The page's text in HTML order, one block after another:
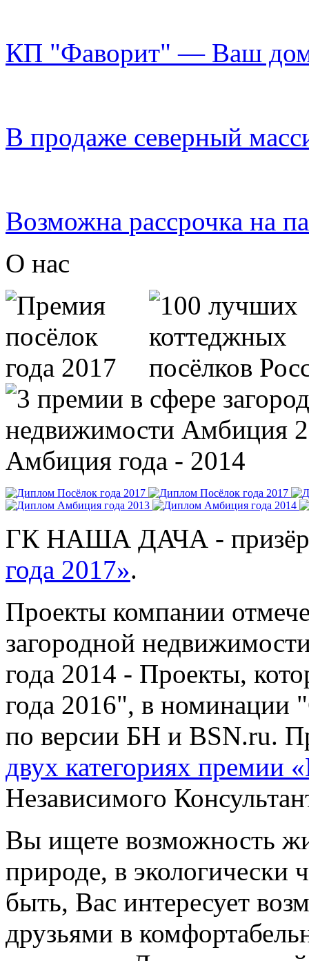
КП "Фаворит" — Ваш дом
В продаже северный
Возможна рассрочка на
О нас
ГК НАША ДАЧА - призёр
года 2017».
Проекты компании
загородной
года 2014 - Проекты,
года 2016", в
по версии БН и BSN.ru.
двух категориях премии
Независимого
Вы ищете возможность
природе, в
быть, Вас интересует
друзьями в